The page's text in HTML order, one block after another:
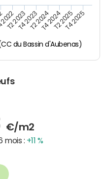
du Bassin d'Aubenas)
T2 2023T4 2023T2 2024T4 2024T2 2025T4 2025
€/m2
mois : +11 %